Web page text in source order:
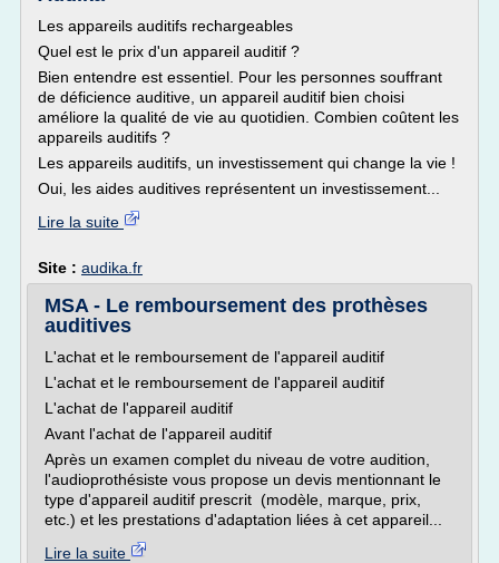
Les appareils auditifs rechargeables
Quel est le prix d'un appareil auditif ?
Bien entendre est essentiel. Pour les personnes souffrant
de déficience auditive, un appareil auditif bien choisi
améliore la qualité de vie au quotidien. Combien coûtent les
appareils auditifs ?
Les appareils auditifs, un investissement qui change la vie !
Oui, les aides auditives représentent un investissement...
Lire la suite
Site : audika.fr
MSA - Le remboursement des prothèses
auditives
L'achat et le remboursement de l'appareil auditif
L'achat et le remboursement de l'appareil auditif
L'achat de l'appareil auditif
Avant l'achat de l'appareil auditif
Après un examen complet du niveau de votre audition,
l'audioprothésiste vous propose un devis mentionnant le
type d'appareil auditif prescrit (modèle, marque, prix,
etc.) et les prestations d'adaptation liées à cet appareil...
Lire la suite